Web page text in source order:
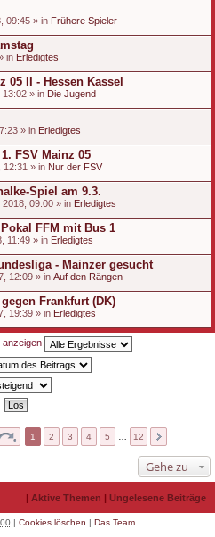
09:45 » in Frühere Spieler
in Erledigtes
05 II - Hessen Kassel
13:02 » in Die Jugend
» in Erledigtes
FSV Mainz 05
12:31 » in Nur der FSV
Spiel am 9.3.
09:00 » in Erledigtes
FFM mit Bus 1
11:49 » in Erledigtes
- Mainzer gesucht
12:09 » in Auf den Rängen
Frankfurt (DK)
19:39 » in Erledigtes
anzeigen
1 2 3 4 5 12
Gehe zu
| Aktive Themen | Ungelesene Beiträge
| Cookies löschen | Das Team